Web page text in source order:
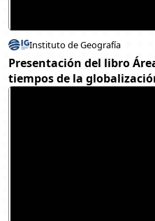
Instituto de Geografía
Presentación del libro
tiempos de la